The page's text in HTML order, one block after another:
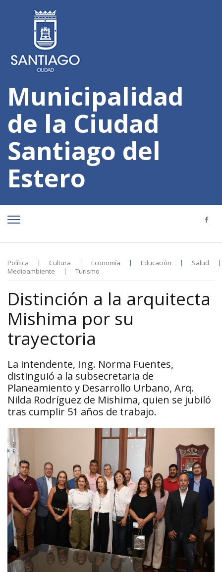
Municipalidad
de la Ciudad
Santiago del
Estero
Política Cultura Economía Educación
Salud
Medioambiente
Turismo
Distinción a la arquitecta
Mishima por su
trayectoria
La intendente, Ing. Norma Fuentes,
distinguió a la subsecretaria de
Planeamiento y Desarrollo Urbano, Arq.
Nilda Rodríguez de Mishima, quien se jubiló
tras cumplir 51 años de trabajo.